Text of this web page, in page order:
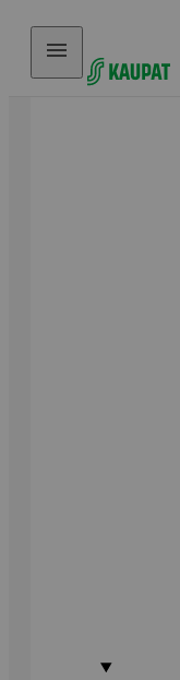
Hyppää sisältöön